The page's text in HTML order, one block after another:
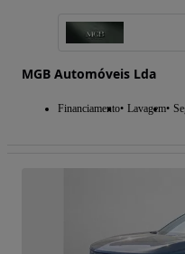
MGB Automóveis Lda
Financiamento Lavagem